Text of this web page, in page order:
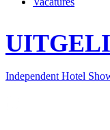
Independent Hotel